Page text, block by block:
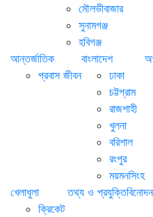
মৌলভীবাজার
সুনামগঞ্জ
হবিগঞ্জ
আন্তর্জাতিক
প্রবাস জীবন
বাংলাদেশ
ঢাকা
চট্টগ্রাম
রাজশাহী
খুলনা
বরিশাল
রংপুর
ময়মনসিংহ
খেলাধুলা
ক্রিকেট
তথ্য ও প্রযুক্তিবিনোদন